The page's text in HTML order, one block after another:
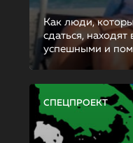
Как люди,
сдаться,
успешными и
СПЕЦПРОЕКТ